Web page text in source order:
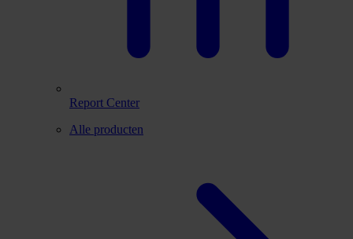
Report Center
Alle producten